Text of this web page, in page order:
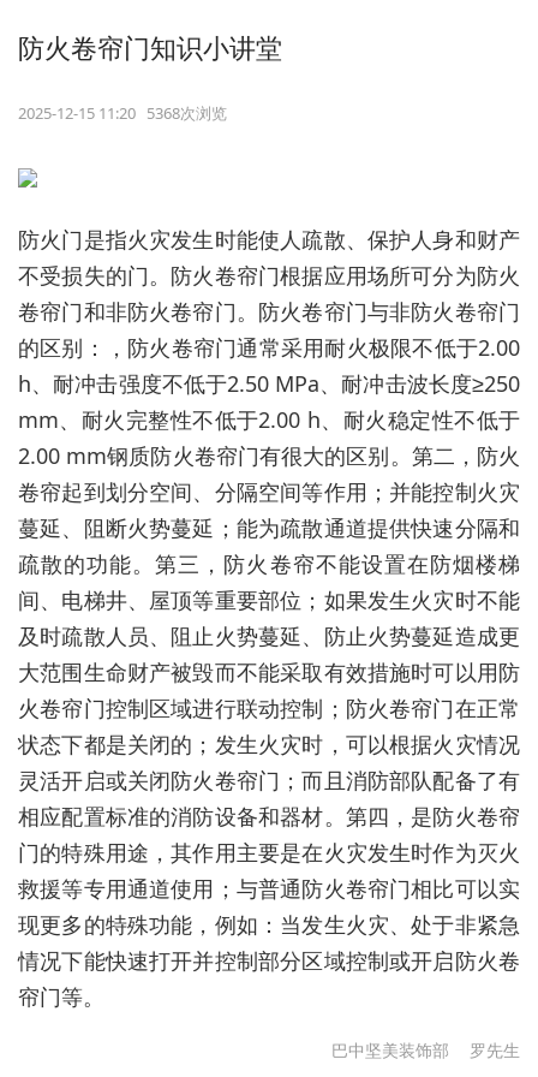
防火卷帘门知识小讲堂
2025-12-15 11:20 5368次浏览
防火门是指火灾发生时能使人疏散、保护人身和财产
不受损失的门。防火卷帘门根据应用场所可分为防火
卷帘门和非防火卷帘门。防火卷帘门与非防火卷帘门
的区别：，防火卷帘门通常采用耐火极限不低于2.00
h、耐冲击强度不低于2.50 MPa、耐冲击波长度≥250
mm、耐火完整性不低于2.00 h、耐火稳定性不低于
2.00 mm钢质防火卷帘门有很大的区别。第二，防火
卷帘起到划分空间、分隔空间等作用；并能控制火灾
蔓延、阻断火势蔓延；能为疏散通道提供快速分隔和
疏散的功能。第三，防火卷帘不能设置在防烟楼梯
间、电梯井、屋顶等重要部位；如果发生火灾时不能
及时疏散人员、阻止火势蔓延、防止火势蔓延造成更
大范围生命财产被毁而不能采取有效措施时可以用防
火卷帘门控制区域进行联动控制；防火卷帘门在正常
状态下都是关闭的；发生火灾时，可以根据火灾情况
灵活开启或关闭防火卷帘门；而且消防部队配备了有
相应配置标准的消防设备和器材。第四，是防火卷帘
门的特殊用途，其作用主要是在火灾发生时作为灭火
救援等专用通道使用；与普通防火卷帘门相比可以实
现更多的特殊功能，例如：当发生火灾、处于非紧急
情况下能快速打开并控制部分区域控制或开启防火卷
帘门等。
巴中坚美装饰部 罗先生